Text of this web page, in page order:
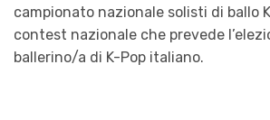
campionato nazionale solisti di ballo
contest nazionale che prevede
ballerino/a di K-Pop italiano.